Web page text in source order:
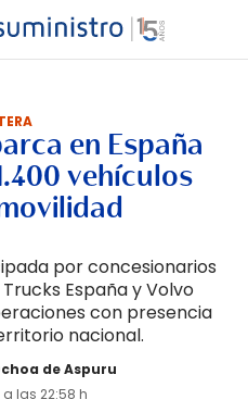
en España
vehículos
por concesionarios
España y Volvo
con presencia
nacional.
de Aspuru
las 22:58 h